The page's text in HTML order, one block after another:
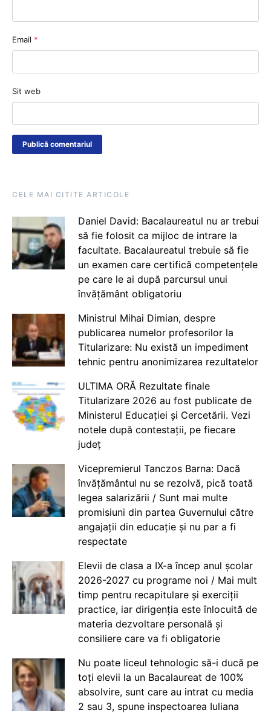
Email *
Sit web
CELE MAI CITITE ARTICOLE
Daniel David: Bacalaureatul nu ar trebui
să fie folosit ca mijloc de intrare la
facultate. Bacalaureatul trebuie să fie
un examen care certifică competențele
pe care le ai după parcursul unui
învățământ obligatoriu
Ministrul Mihai Dimian, despre
publicarea numelor profesorilor la
Titularizare: Nu există un impediment
tehnic pentru anonimizarea rezultatelor
ULTIMA ORĂ Rezultate finale
Titularizare 2026 au fost publicate de
Ministerul Educației și Cercetării. Vezi
notele după contestații, pe fiecare
județ
Vicepremierul Tanczos Barna: Dacă
învățământul nu se rezolvă, pică toată
legea salarizării / Sunt mai multe
promisiuni din partea Guvernului către
angajații din educație și nu par a fi
respectate
Elevii de clasa a IX-a încep anul școlar
2026-2027 cu programe noi / Mai mult
timp pentru recapitulare și exerciții
practice, iar dirigenția este înlocuită de
materia dezvoltare personală și
consiliere care va fi obligatorie
Nu poate liceul tehnologic să-i ducă pe
toți elevii la un Bacalaureat de 100%
absolvire, sunt care au intrat cu media
2 sau 3, spune inspectoarea Iuliana